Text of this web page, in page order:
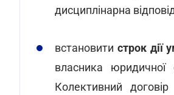
дисциплінарна
встановити строк дії
власника юридичної
Колективний